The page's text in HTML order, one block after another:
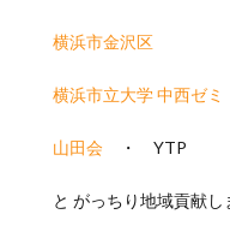
横浜市金沢区
横浜市立大学 中西ゼミ
山田会 ・ YTP
と がっちり地域貢献し